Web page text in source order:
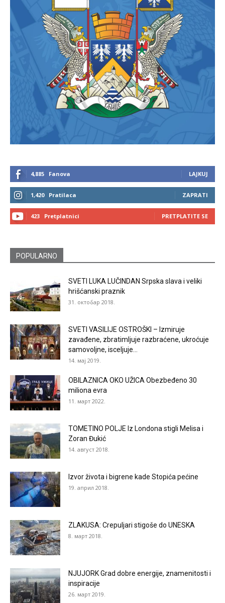
4,885 Fanova LAJKUJ
1,420 Pratilaca ZAPRATI
423 Pretplatnici PRETPLATITE SE
POPULARNO
SVETI LUKA LUČINDAN Srpska slava i veliki
hrišćanski praznik
31. октобар 2018.
SVETI VASILIJE OSTROŠKI – Izmiruje
zavađene, zbratimljuje razbraćene, ukroćuje
samovoljne, isceljuje...
14. мај 2019.
OBILAZNICA OKO UŽICA Obezbeđeno 30
miliona evra
11. март 2022.
TOMETINO POLJE Iz Londona stigli Melisa i
Zoran Đukić
14. август 2018.
Izvor života i bigrene kade Stopića pećine
19. април 2018.
ZLAKUSA: Crepuljari stigoše do UNESKA
8. март 2018.
NJUJORK Grad dobre energije, znamenitosti i
inspiracije
26. март 2019.